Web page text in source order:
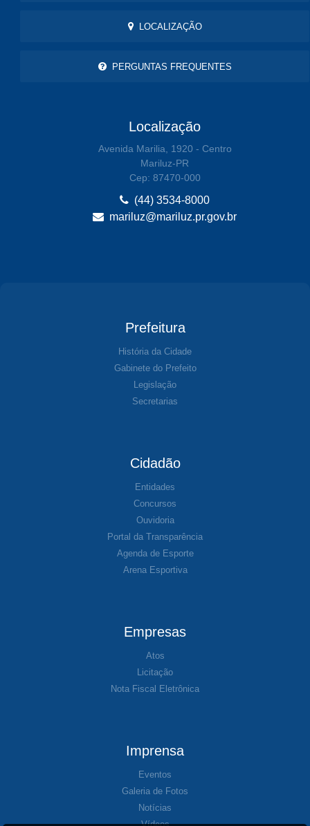
LOCALIZAÇÃO
PERGUNTAS FREQUENTES
Localização
Avenida Marilia, 1920 - Centro
Mariluz-PR
Cep: 87470-000
(44) 3534-8000
mariluz@mariluz.pr.gov.br
Prefeitura
História da Cidade
Gabinete do Prefeito
Legislação
Secretarias
Cidadão
Entidades
Concursos
Ouvidoria
Portal da Transparência
Agenda de Esporte
Arena Esportiva
Empresas
Atos
Licitação
Nota Fiscal Eletrônica
Imprensa
Eventos
Galeria de Fotos
Notícias